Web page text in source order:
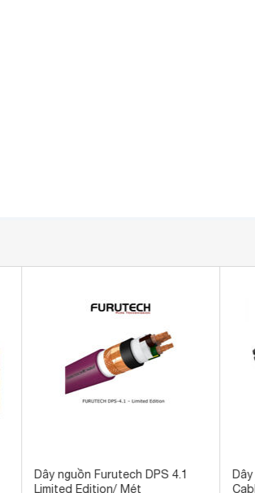
Dây nguồn Furutech DPS 4.1
Limited Edition/ Mét